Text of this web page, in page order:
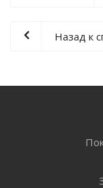
Назад к